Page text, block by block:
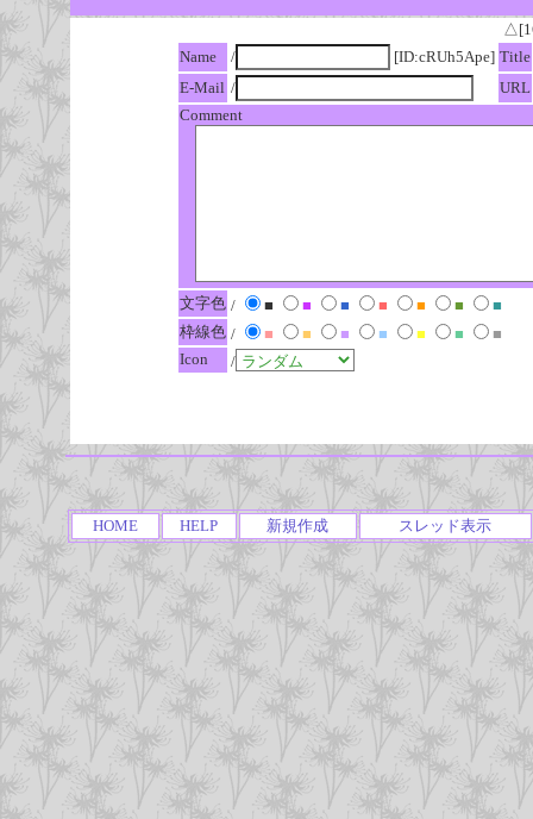
Name
/ [ID:cRUh5Ape] Title
E-Mail /
URL
Comment
文字色 / ■ ■ ■ ■ ■ ■
■
枠線色 / ■ ■ ■ ■ ■ ■
■
Icon
/
HOME HELP 新規作成 スレッド表示